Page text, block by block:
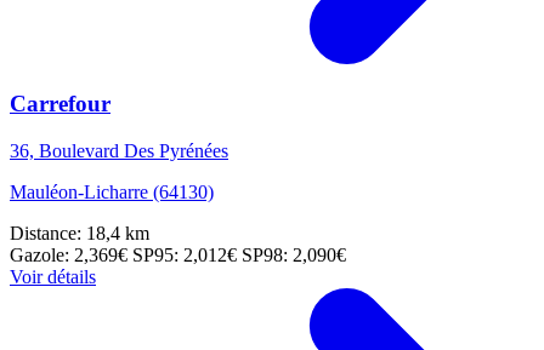
Carrefour
36, Boulevard Des Pyrénées
Mauléon-Licharre (64130)
Distance: 18,4 km
Gazole: 2,369€ SP95: 2,012€ SP98: 2,090€
Voir détails